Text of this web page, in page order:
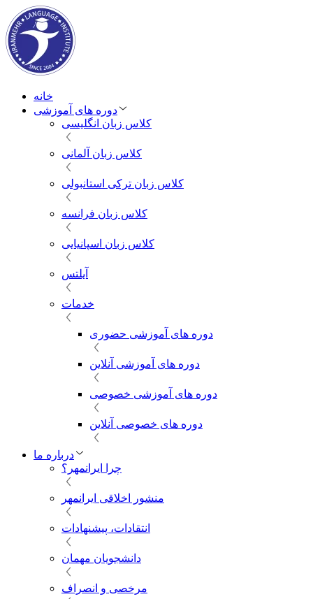
خانه
دوره های آموزشی
کلاس زبان انگلیسی
کلاس زبان آلمانی
کلاس زبان ترکی استانبولی
کلاس زبان فرانسه
کلاس زبان اسپانیایی
آیلتس
خدمات
دوره های آموزشی حضوری
دوره های آموزشی آنلاین
دوره های آموزشی خصوصی
دوره های خصوصی آنلاین
درباره ما
چرا ایرانمهر؟
منشور اخلاقی ایرانمهر
انتقادات، پیشنهادات
دانشجویان مهمان
مرخصی و انصراف